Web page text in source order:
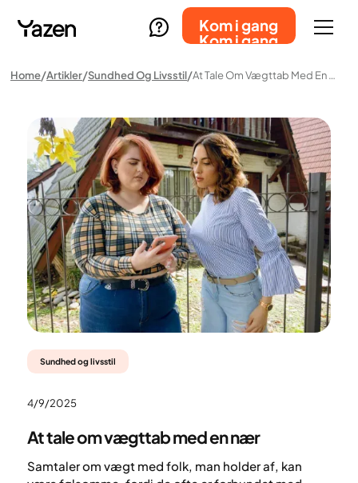
Kom i gang
Kom i gang
Home Artikler Sundhed Og Livsstil At Tale Om Vægttab Med En Nær
Sundhed og livsstil
4/9/2025
At tale om vægttab med en nær
Samtaler om vægt med folk, man holder af, kan